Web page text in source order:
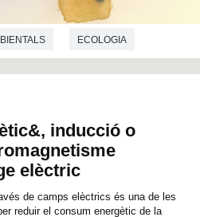
ECOLOGIA
inducció o
elèctric
de camps elèctrics és una de les
reduir el consum energètic de la